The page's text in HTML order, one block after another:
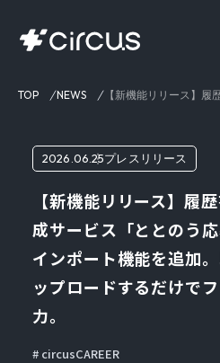
TOP NEWS 【新機能リリース】
2026.06.25プレスリリース
【新機能リリース】履
成サービス「ととのう
インポート機能を追加
ップロードするだけで
力。
circusCAREER